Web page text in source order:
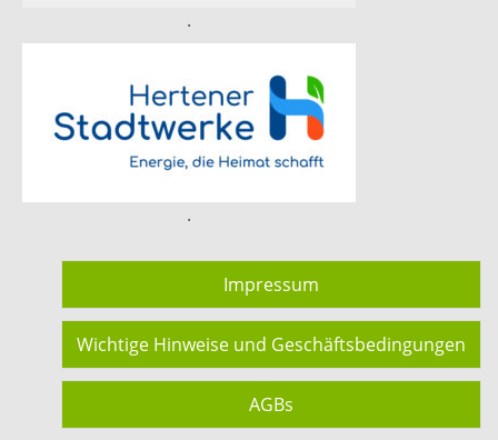
.
.
Impressum
Wichtige Hinweise und Geschäftsbedingungen
AGBs